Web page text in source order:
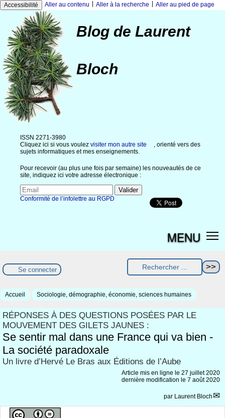
Accessibilité Aller au contenu Aller à la recherche Aller au pied de page
Blog de Laurent
Bloch
ISSN 2271-3980
Cliquez ici si vous voulez visiter mon autre site
, orienté vers des
sujets informatiques et mes enseignements.
Pour recevoir (au plus une fois par semaine) les nouveautés de ce
site, indiquez ici votre adresse électronique :
Conformité de l’infolettre au RGPD
MENU
Se connecter
Accueil Sociologie, démographie, économie, sciences humaines
RÉPONSES À DES QUESTIONS POSÉES PAR LE
MOUVEMENT DES GILETS JAUNES :
Se sentir mal dans une France qui va bien -
La société paradoxale
Un livre d’Hervé Le Bras aux Éditions de l’Aube
Article mis en ligne le 27 juillet 2020
dernière modification le 7 août 2020
par Laurent Bloch